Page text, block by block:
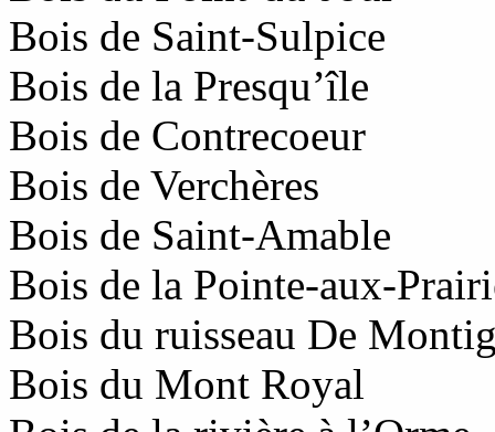
Bois de Saint-Sulpice
Bois de la Presqu’île
Bois de Contrecoeur
Bois de Verchères
Bois de Saint-Amable
Bois de la Pointe-aux-
Bois du ruisseau De
Bois du Mont Royal